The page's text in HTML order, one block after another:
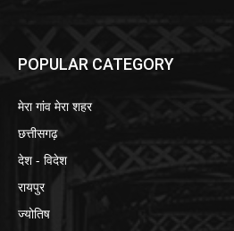
POPULAR CATEGORY
मेरा गांव मेरा शहर
छत्तीसगढ़
देश - विदेश
रायपुर
ज्योतिष